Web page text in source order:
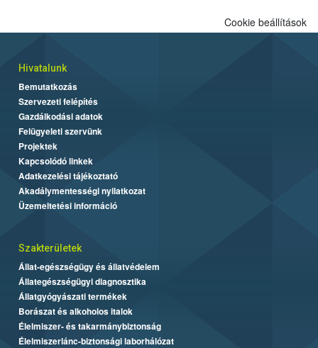
Cookie beállítások
Hivatalunk
Bemutatkozás
Szervezeti felépítés
Gazdálkodási adatok
Felügyeleti szervünk
Projektek
Kapcsolódó linkek
Adatkezelési tájékoztató
Akadálymentességi nyilatkozat
Üzemeltetési információ
Szakterületek
Állat-egészségügy és állatvédelem
Állategészségügyi diagnosztika
Állatgyógyászati termékek
Borászat és alkoholos italok
Élelmiszer- és takarmánybiztonság
Élelmiszerlánc-biztonsági laborhálózat